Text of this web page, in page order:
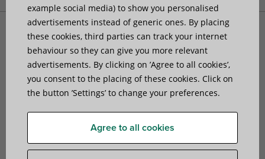
Mounting Accessories
example social media) to show you personalised
advertisements instead of generic ones. By placing
these cookies, third parties can track your internet
behaviour so they can give you more relevant
advertisements. By clicking on ’Agree to all cookies’,
you consent to the placing of these cookies. Click on
the button ’Settings’ to change your preferences.
Agree to all cookies